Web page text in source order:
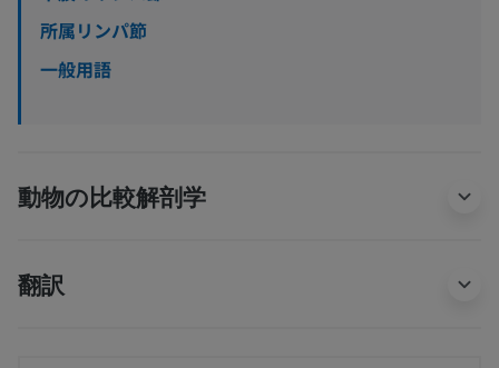
所属リンパ節
一般用語
動物の比較解剖学
翻訳